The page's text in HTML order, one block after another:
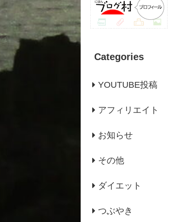
Categories
YOUTUBE投稿
アフィリエイト
お知らせ
その他
ダイエット
つぶやき